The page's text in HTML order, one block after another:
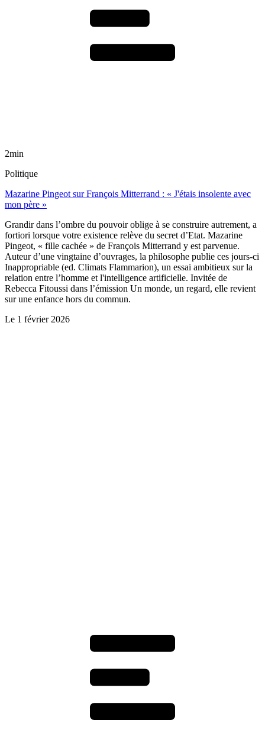
2min
Politique
Mazarine Pingeot sur François Mitterrand : « J'étais insolente avec
mon père »
Grandir dans l’ombre du pouvoir oblige à se construire autrement, a
fortiori lorsque votre existence relève du secret d’Etat. Mazarine
Pingeot, « fille cachée » de François Mitterrand y est parvenue.
Auteur d’une vingtaine d’ouvrages, la philosophe publie ces jours-ci
Inappropriable (ed. Climats Flammarion), un essai ambitieux sur la
relation entre l’homme et l'intelligence artificielle. Invitée de
Rebecca Fitoussi dans l’émission Un monde, un regard, elle revient
sur une enfance hors du commun.
Le 1 février 2026